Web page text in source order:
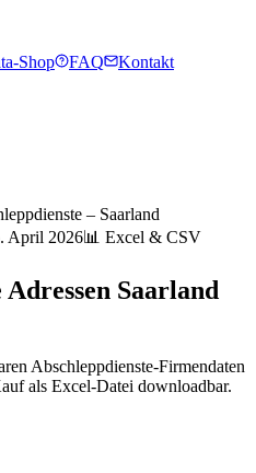
Shop FAQ
Kontakt
– Saarland
April 2026📊 Excel & CSV
Adressen Saarland
Abschleppdienste-Firmendaten
als Excel-Datei downloadbar.